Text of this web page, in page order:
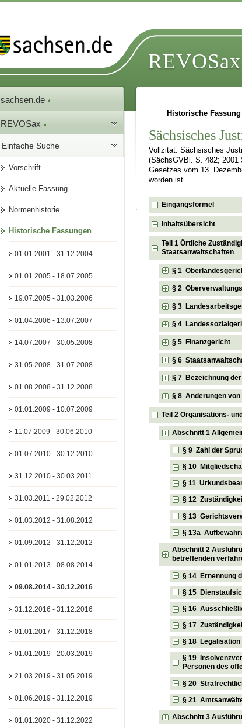
REVOSax
sachsen.de
REVOSax
Einfache Suche
Vorschrift
Aktuelle Fassung
Normenhistorie
Historische Fassungen
01.01.2001 - 31.12.2004
01.01.2005 - 18.07.2005
19.07.2005 - 31.03.2006
01.04.2006 - 13.07.2007
14.07.2007 - 30.05.2008
31.05.2008 - 31.07.2008
01.08.2008 - 31.12.2008
01.01.2009 - 10.07.2009
11.07.2009 - 30.06.2010
01.07.2010 - 30.12.2010
31.12.2010 - 30.03.2011
31.03.2011 - 29.02.2012
01.03.2012 - 31.08.2012
01.09.2012 - 31.12.2012
01.01.2013 - 08.08.2014
09.08.2014 - 30.12.2016
31.12.2016 - 31.12.2016
01.01.2017 - 31.12.2018
01.01.2019 - 20.03.2019
21.03.2019 - 31.05.2019
01.06.2019 - 31.12.2019
01.01.2020 - 31.12.2022
Historische Fassung
Sächsisches
Vollzitat: Sächsisches
(SächsGVBl. S. 482; 2001
Gesetzes vom 13.
worden ist
Eingangsformel
Inhaltsübersicht
Teil 1 Örtliche
Staatsanwaltschaften
§ 1
§ 2
§ 3
§ 4
§ 5 Finanzgericht
§ 6
§ 7 Bezeichnung
§ 8 Änderungen von
Teil 2 Organisations-
Abschnitt 1
§ 9 Zahl der
§ 10
§ 11
§ 12
§ 13
§ 13a
Abschnitt 2
betreffenden
§ 14 Ernennung
§ 15
§ 16
§ 17
§ 18 Legalisation
§ 19
Personen des
§ 20
§ 21
Abschnitt 3